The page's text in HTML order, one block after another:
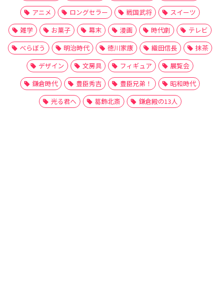
アニメ
ロングセラー 戦国武将
スイーツ
雑学
お菓子 幕末 漫画 時代劇
テレビ
べらぼう
明治時代 徳川家康 織田信長
抹茶
デザイン
文房具 フィギュア
展覧会
鎌倉時代
豊臣秀吉 豊臣兄弟！
昭和時代
光る君へ
葛飾北斎 鎌倉殿の13人